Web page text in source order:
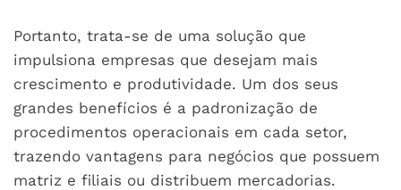
Portanto, trata-se de uma solução que
impulsiona empresas que desejam mais
crescimento e produtividade. Um dos seus
grandes benefícios é a padronização de
procedimentos operacionais em cada setor,
trazendo vantagens para negócios que possuem
matriz e filiais ou distribuem mercadorias.